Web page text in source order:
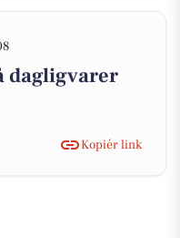
dagligvarer
Kopiér link